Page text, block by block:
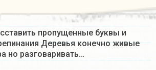
пропущенные буквы и
Деревья конечно живые
но разговаривать…